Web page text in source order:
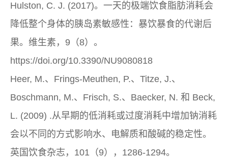
Hulston, C. J. (2017)。一天的极端饮食脂肪消耗会
降低整个身体的胰岛素敏感性：暴饮暴食的代谢后
果。维生素，9（8）。
https://doi.org/10.3390/NU9080818
Heer, M.、Frings-Meuthen, P.、Titze, J.、
Boschmann, M.、Frisch, S.、Baecker, N. 和 Beck,
L. (2009) .从早期的低消耗或过度消耗中增加钠消耗
会以不同的方式影响水、电解质和酸碱的稳定性。
英国饮食杂志，101（9），1286-1294。